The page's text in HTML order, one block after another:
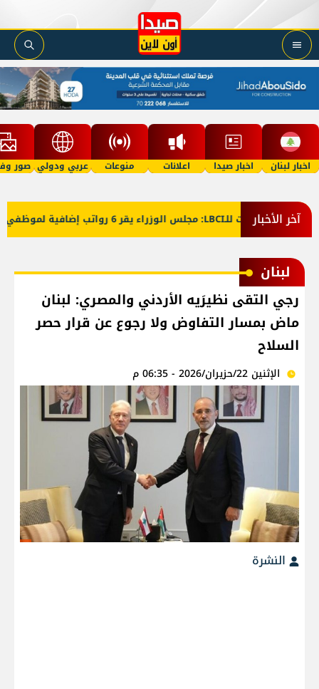
اخبار لبنان اخبار صيدا اعلانات منوعات عربي ودولي صور
آخر الأخبار
معلومات للـLBCI: مجلس الوزراء يقر 6 رواتب إضافية لموظفي القطاع العام وصرف الفروقات بأثر رجعي منذ آذار
لبنان
رجي التقى نظيرَيه الأردني والمصري: لبنان
ماض بمسار التفاوض ولا رجوع عن قرار حصر
السلاح
الإثنين 22/حزيران/2026 - 06:35 م
النشرة